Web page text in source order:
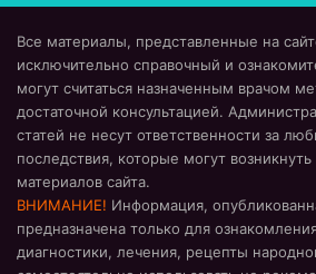
Все материалы, представленные на
исключительно справочный и
могут считаться назначенным врачом
достаточной консультацией.
статей не несут ответственности за
последствия, которые могут
материалов сайта.
ВНИМАНИЕ! Информация,
предназначена только для
диагностики, лечения, рецепты